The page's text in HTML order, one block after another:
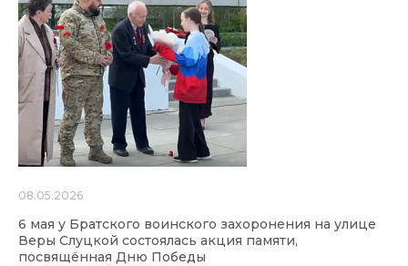
08.05.2026
6 мая у Братского воинского захоронения на улице
Веры Слуцкой состоялась акция памяти,
посвящённая Дню Победы